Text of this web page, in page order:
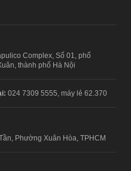
Complex, Số 01, phố
thành phố Hà Nội
024 7309 5555, máy lẻ 62.370
Phường Xuân Hòa, TPHCM